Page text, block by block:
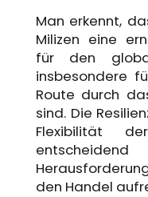
Man erkennt,
Milizen eine
für den
insbesondere
Route durch
sind. Die
Flexibilität
den Handel